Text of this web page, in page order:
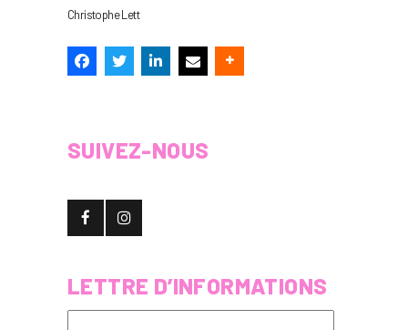
Christophe Lett
SUIVEZ-NOUS
LETTRE D’INFORMATIONS